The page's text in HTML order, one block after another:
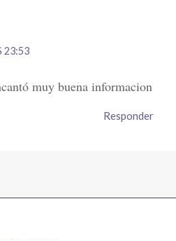
23:53
muy buena informacion
Responder